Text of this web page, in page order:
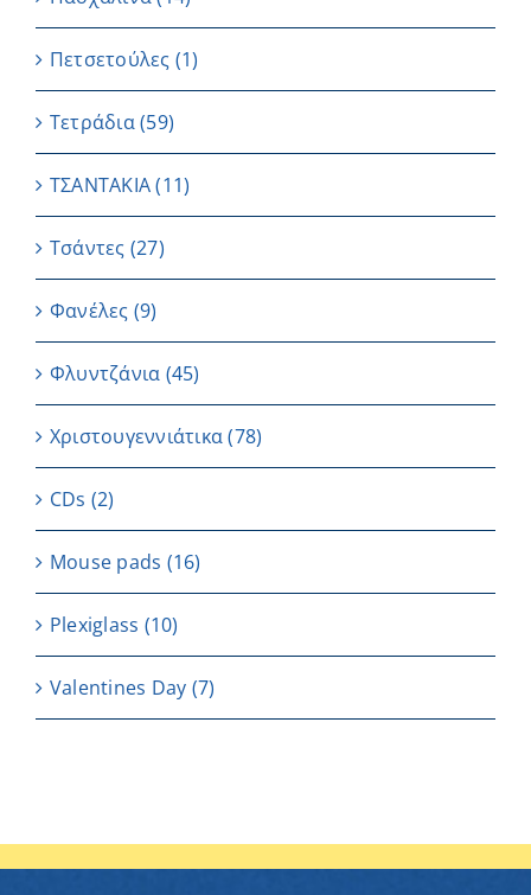
Πετσετούλες (1)
Τετράδια(59)
ΤΣΑΝΤΑΚΙΑ (11)
Τσάντες (27)
Φανέλες (9)
Φλυντζάνια (45)
Χριστουγεννιάτικα(78)
CDs (2)
Μouse pads (16)
Plexiglass (10)
Valentines Day (7)